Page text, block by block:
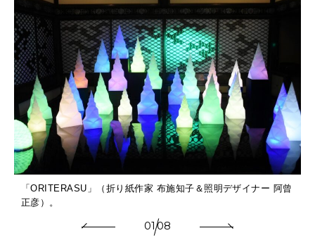
「ORITERASU」（折り紙作家 布施知子＆照明デザイナー 阿曾
正彦）。
0108